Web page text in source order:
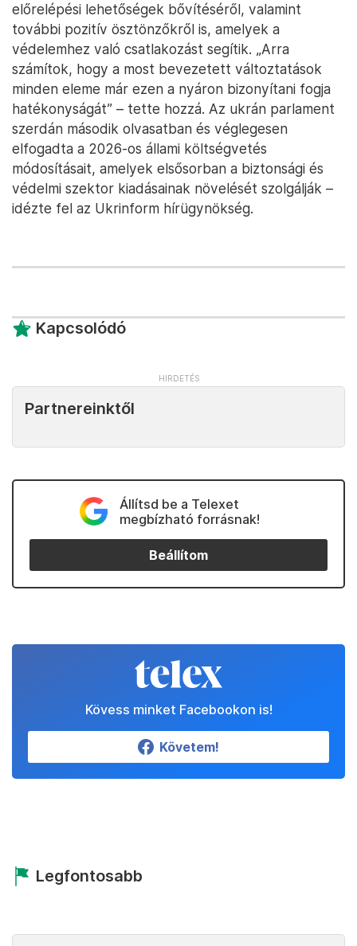
előrelépési lehetőségek bővítéséről, valamint
további pozitív ösztönzőkről is, amelyek a
védelemhez való csatlakozást segítik. „Arra
számítok, hogy a most bevezetett változtatások
minden eleme már ezen a nyáron bizonyítani fogja
hatékonyságát” – tette hozzá. Az ukrán parlament
szerdán második olvasatban és véglegesen
elfogadta a 2026-os állami költségvetés
módosításait, amelyek elsősorban a biztonsági és
védelmi szektor kiadásainak növelését szolgálják –
idézte fel az Ukrinform hírügynökség.
Kapcsolódó
Partnereinktől
Állítsd be a Telexet
megbízható forrásnak!
Beállítom
Kövess minket Facebookon is!
Követem!
Legfontosabb